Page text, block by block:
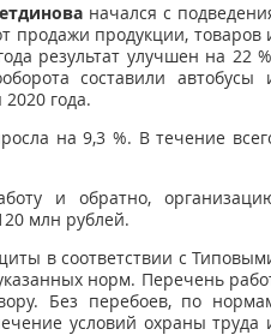
начался с
продажи продукции, товаров
результат улучшен на 22
составили автобусы
года.
на 9,3 %. В течение
и обратно,
млн рублей.
в соответствии с
норм. Перечень
Без перебоев, по
условий охраны труда